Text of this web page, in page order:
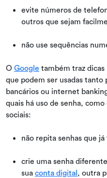
evite números de
outros que sejam
não use sequências
O Google também traz
que podem ser usadas tanto
bancários ou internet
quais há uso de senha,
sociais:
não repita senhas que
crie uma senha
sua conta digital, outra